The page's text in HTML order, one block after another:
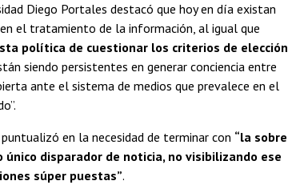
Diego Portales destacó que hoy en día existan
el tratamiento de la información, al igual que
política de cuestionar los criterios de elección
siendo persistentes en generar conciencia entre
ante el sistema de medios que prevalece en el
en la necesidad de terminar con “la sobre
disparador de noticia, no visibilizando ese
súper puestas”.